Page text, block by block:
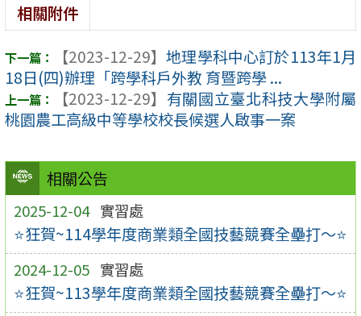
相關公告
2025-12-04 實習處
⭐狂賀~114學年度商業類全國技藝競賽全壘打～⭐
2024-12-05 實習處
⭐狂賀~113學年度商業類全國技藝競賽全壘打～⭐
相關附件
【2023-12-29】 地理學科中心訂於113年1月
18日(四)辦理「跨學科戶外教 育暨跨學 ...
【2023-12-29】 有關國立臺北科技大學附屬
桃園農工高級中等學校校長候選人啟事一案